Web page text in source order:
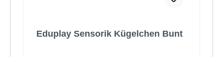
Eduplay Sensorik Kügelchen Bunt